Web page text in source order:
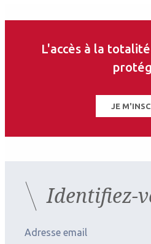
L'accès à la
JE
Identifiez-
Adresse email